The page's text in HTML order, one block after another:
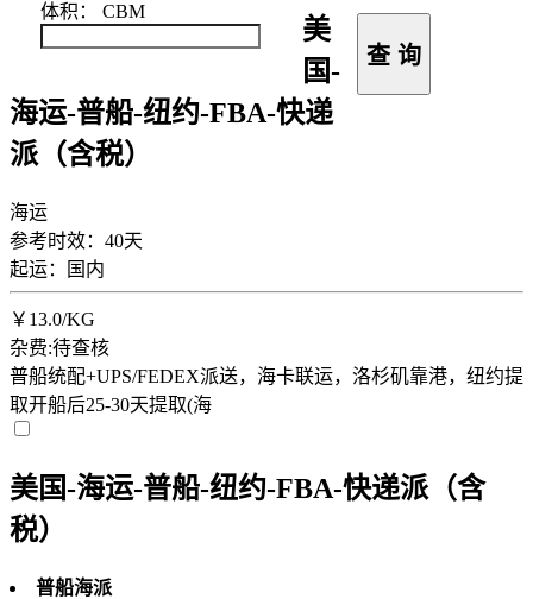
体积： CBM
查 询
美
国-
海运-普船-纽约-FBA-快递
派（含税）
海运
参考时效：40天
起运：国内
￥ 13.0/KG
杂费:待查核
普船统配+UPS/FEDEX派送，海卡联运，洛杉矶靠港，纽约提
取开船后25-30天提取(海
美国-海运-普船-纽约-FBA-快递派（含
税）
普船海派